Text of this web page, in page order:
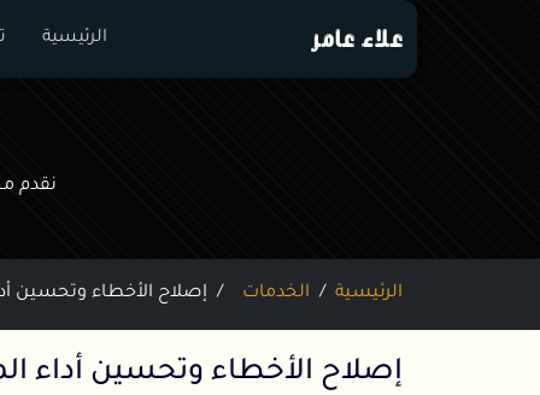
علاء عامر الرئيسية
نقدم
الرئيسية الخدمات إصلاح الأخطاء وتحسين
إصلاح الأخطاء وتحسين أداء